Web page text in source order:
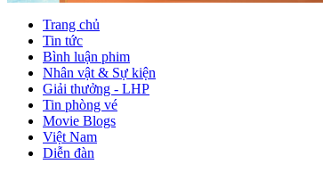
Trang chủ
Tin tức
Bình luận phim
Nhân vật & Sự kiện
Giải thưởng - LHP
Tin phòng vé
Movie Blogs
Việt Nam
Diễn đàn